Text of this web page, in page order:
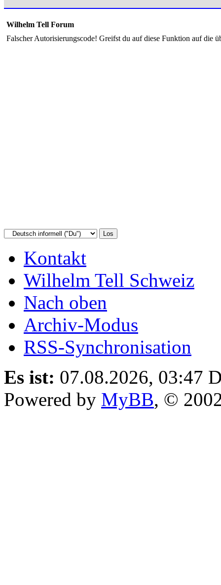
Wilhelm Tell Forum
Falscher Autorisierungscode! Greifst du auf diese Funktion auf die
Kontakt
Wilhelm Tell Schweiz
Nach oben
Archiv-Modus
RSS-Synchronisation
Es ist: 07.08.2026, 03:47
Powered by MyBB, ©